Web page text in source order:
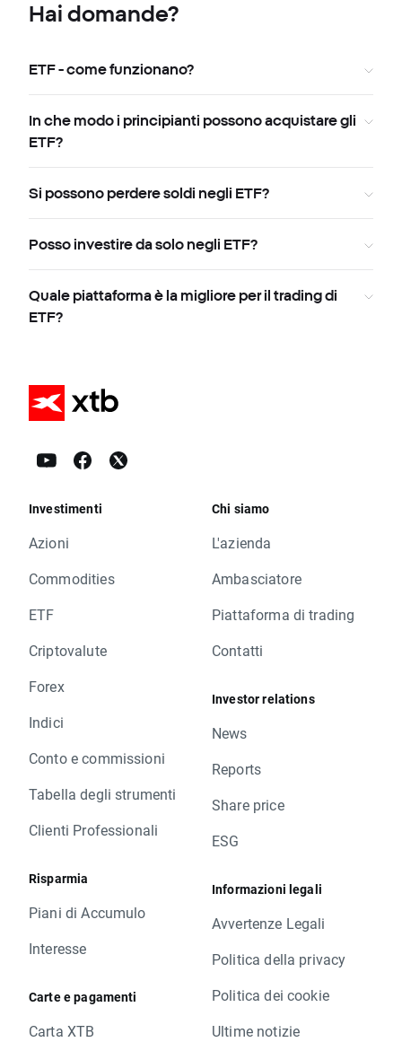
Hai domande?
ETF - come funzionano?
In che modo i principianti possono acquistare gli
ETF?
Si possono perdere soldi negli ETF?
Posso investire da solo negli ETF?
Quale piattaforma è la migliore per il trading di
ETF?
Investimenti
Azioni
Commodities
ETF
Criptovalute
Forex
Indici
Conto e commissioni
Tabella degli strumenti
Clienti Professionali
Risparmia
Piani di Accumulo
Interesse
Carte e pagamenti
Carta XTB
Chi siamo
L'azienda
Ambasciatore
Piattaforma di trading
Contatti
Investor relations
News
Reports
Share price
ESG
Informazioni legali
Avvertenze Legali
Politica della privacy
Politica dei cookie
Ultime notizie